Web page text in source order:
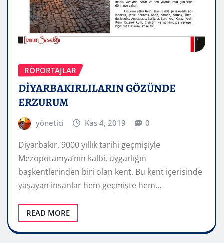
RÖPORTAJLAR
DİYARBAKIRLILARIN GÖZÜNDE
ERZURUM
yönetici Kas 4, 2019 0
Diyarbakır, 9000 yıllık tarihi geçmişiyle
Mezopotamya’nın kalbi, uygarlığın
başkentlerinden biri olan kent. Bu kent içerisinde
yaşayan insanlar hem geçmişte hem…
READ MORE